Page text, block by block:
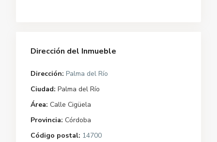
Dirección del Inmueble
Dirección: Palma del Río
Ciudad: Palma del Río
Área: Calle Cigüela
Provincia: Córdoba
Código postal: 14700